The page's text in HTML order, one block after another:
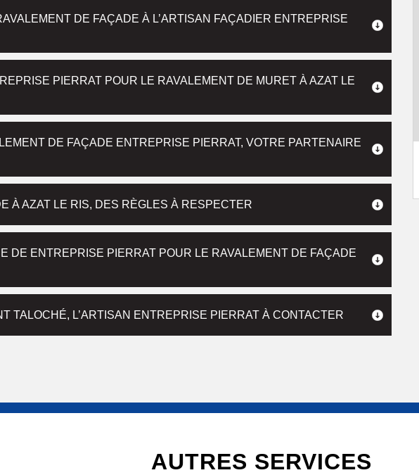
DE FAÇADE À L’ARTISAN FAÇADIER ENTREPRISE
PIERRAT POUR LE RAVALEMENT DE MURET À AZAT LE
DE FAÇADE ENTREPRISE PIERRAT, VOTRE PARTENAIRE
À AZAT LE RIS, DES RÈGLES À RESPECTER
DE ENTREPRISE PIERRAT POUR LE RAVALEMENT DE FAÇADE
TALOCHÉ, L’ARTISAN ENTREPRISE PIERRAT À CONTACTER
AUTRES SERVICES